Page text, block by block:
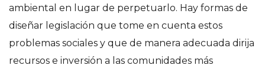
ambiental en lugar de perpetuarlo. Hay formas de
diseñar legislación que tome en cuenta estos
problemas sociales y que de manera adecuada dirija
recursos e inversión a las comunidades más